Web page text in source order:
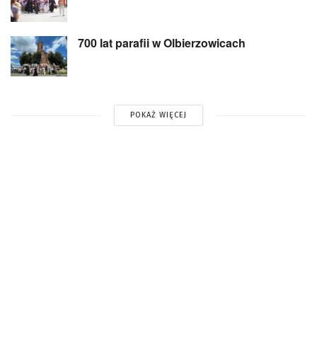
700 lat parafii w Olbierzowicach
POKAŻ WIĘCEJ